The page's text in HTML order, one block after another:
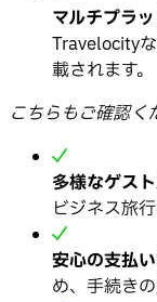
マルチプラ
Travelocity
載されます。
こちらもご確認く
多様なゲス
ビジネス旅
安心の支払
め、手続き